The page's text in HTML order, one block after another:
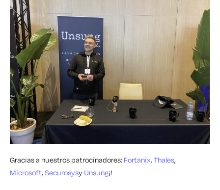
Gracias a nuestros patrocinadores: Fortanix, Thales,
Microsoft, Securosysy Unsung¡!